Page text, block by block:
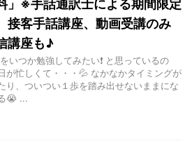
」※手話通訳士による期間限定
接客手話講座、動画受講のみ
講座も♪
いつか勉強してみたい❗ と思っているの
が忙しくて・・・💦 なかなかタイミングが
り、ついつい１歩を踏み出せないままにな
😭 ...